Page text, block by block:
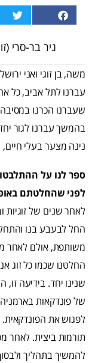
ניר בר-סרי
עברנו לתל אביב, כל
שעברנו הכרנו
בהמשך עברנו לגור
נינה מצער בעלי
ספר לנו על
לפני שהחלטתם
לאחר שנים של זוגיות
החל לבעבע בנו
משותפת, אולם לאחר
החלטנו שכמו כל זוג
שנינו יחד. בידיעה
של פונדקאות
לפגוש את הפונדקאית.
תורמות ביצית. לאחר
להמשיך בתהליך